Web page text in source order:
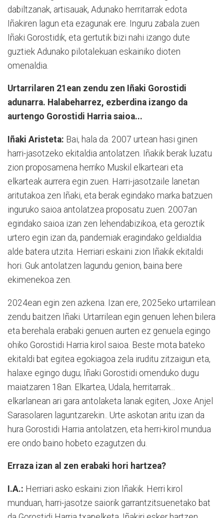
dabiltzanak, artisauak, Adunako herritarrak edota
Iñakiren lagun eta ezagunak ere. Inguru zabala zuen
Iñaki Gorostidik, eta gertutik bizi nahi izango dute
guztiek Adunako pilotalekuan eskainiko dioten
omenaldia.
Urtarrilaren 21ean zendu zen Iñaki Gorostidi
adunarra. Halabeharrez, ezberdina izango da
aurtengo Gorostidi Harria saioa...
Iñaki Aristeta: Bai, hala da. 2007 urtean hasi ginen
harri-jasotzeko ekitaldia antolatzen. Iñakik berak luzatu
zion proposamena herriko Muskil elkarteari eta
elkarteak aurrera egin zuen. Harri-jasotzaile lanetan
aritutakoa zen Iñaki, eta berak egindako marka batzuen
inguruko saioa antolatzea proposatu zuen. 2007an
egindako saioa izan zen lehendabizikoa, eta geroztik
urtero egin izan da, pandemiak eragindako geldialdia
alde batera utzita. Herriari eskaini zion Iñakik ekitaldi
hori. Guk antolatzen lagundu genion, baina bere
ekimenekoa zen.
2024ean egin zen azkena. Izan ere, 2025eko urtarrilean
zendu baitzen Iñaki. Urtarrilean egin genuen lehen bilera
eta berehala erabaki genuen aurten ez genuela egingo
ohiko Gorostidi Harria kirol saioa. Beste mota bateko
ekitaldi bat egitea egokiagoa zela iruditu zitzaigun eta,
halaxe egingo dugu; Iñaki Gorostidi omenduko dugu
maiatzaren 18an. Elkartea, Udala, herritarrak...
elkarlanean ari gara antolaketa lanak egiten, Joxe Anjel
Sarasolaren laguntzarekin.. Urte askotan aritu izan da
hura Gorostidi Harria antolatzen, eta herri-kirol mundua
ere ondo baino hobeto ezagutzen du.
Erraza izan al zen erabaki hori hartzea?
I.A.: Herriari asko eskaini zion Iñakik. Herri kirol
munduan, harri-jasotze saiorik garrantzitsuenetako bat